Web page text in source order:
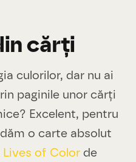
cărți
culorilor, dar nu ai
paginile unor cărți
Excelent, pentru
o carte absolut
Lives of Color de